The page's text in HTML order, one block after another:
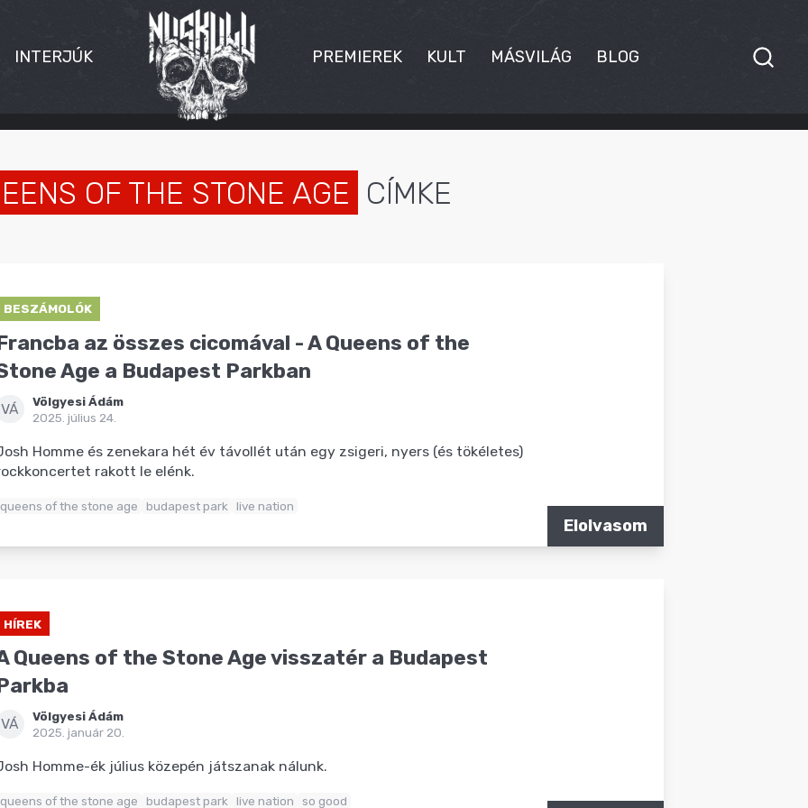
INTERJÚK PREMIEREK KULT MÁSVILÁG BLOG
OF THE STONE AGE CÍMKE
BESZÁMOLÓK
az összes cicomával - A Queens of the
Age a Budapest Parkban
VÁ
Völgyesi Ádám
2025. július 24.
Homme és zenekara hét év távollét után egy zsigeri, nyers (és tökéletes)
rakott le elénk.
queens of the stone age budapest park live nation
Elolvasom
HÍREK
Queens of the Stone Age visszatér a Budapest
VÁ
Völgyesi Ádám
2025. január 20.
Homme-ék július közepén játszanak nálunk.
queens of the stone age budapest park live nation so good